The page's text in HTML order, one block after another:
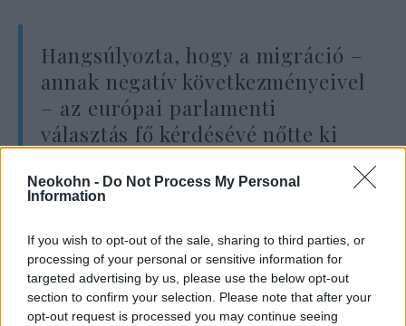
Neokohn - Do Not Process My Personal
Information
If you wish to opt-out of the sale, sharing to third parties, or
processing of your personal or sensitive information for
targeted advertising by us, please use the below opt-out
section to confirm your selection. Please note that after your
opt-out request is processed you may continue seeing
Hangsúlyozta, hogy a migráció –
annak negatív következményeivel
– az európai parlamenti
választás fő kérdésévé nőtte ki
Bakondi Györgyöt kérdezték a Mathias
Corvinus Collegium budapesti migrációs
konferenciájáról is, és azt mondta: